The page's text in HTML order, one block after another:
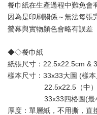
餐巾紙在生產過程中難免會
因為是印刷關係～無法每張
螢幕與實物顏色會略有誤差
◆◇餐巾紙
紙張尺寸：22.5x22.5cm &
樣本尺寸：33x33大圖 (樣
22.5x22.5（中）
33x33四格圖(最
厚度：單層紙 ，不用撕，直